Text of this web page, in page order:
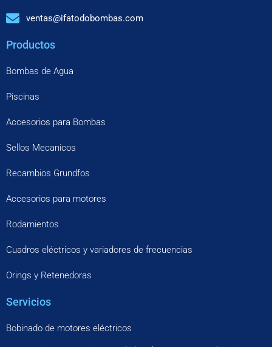
ventas@ifatodobombas.com
Productos
Bombas de Agua
Piscinas
Accesorios para Bombas
Sellos Mecanicos
Recambios Grundfos
Accesorios para motores
Rodamientos
Cuadros eléctricos y variadores de frecuencias
Orings y Retenedoras
Servicios
Bobinado de motores eléctricos